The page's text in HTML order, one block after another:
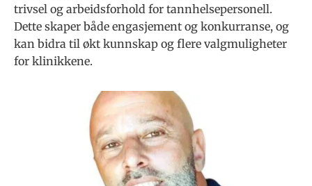
trivsel og arbeidsforhold for tannhelsepersonell.
Dette skaper både engasjement og konkurranse, og
kan bidra til økt kunnskap og flere valgmuligheter
for klinikkene.